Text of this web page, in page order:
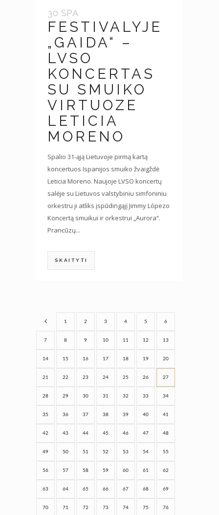
30 SPA
FESTIVALYJE
„GAIDA“ –
LVSO
KONCERTAS
SU SMUIKO
VIRTUOZE
LETICIA
MORENO
Spalio 31-ąją Lietuvoje pirmą kartą
koncertuos Ispanijos smuiko žvaigždė
Leticia Moreno. Naujoje LVSO koncertų
salėje su Lietuvos valstybiniu simfoniniu
orkestru ji atliks įspūdingąjį Jimmy Lópezo
Koncertą smuikui ir orkestrui „Aurora“.
Prancūzų...
SKAITYTI
1 2 3 4 5 6
7 8 9 10 11 12 13
14 15 16 17 18 19 20
21 22 23 24 25 26 27
28 29 30 31 32 33 34
35 36 37 38 39 40 41
42 43 44 45 46 47 48
49 50 51 52 53 54 55
56 57 58 59 60 61 62
63 64 65 66 67 68 69
70 71 72 73 74 75 76